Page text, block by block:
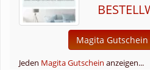
Magita
Jeden Magita Gutschein anzeigen...